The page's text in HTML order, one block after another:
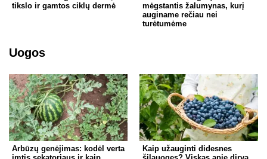
tikslo ir gamtos ciklų dermė
mėgstantis žalumynas, kurį
auginame rečiau nei
turėtumėme
Uogos
Arbūzų genėjimas: kodėl verta
Kaip užauginti didesnes